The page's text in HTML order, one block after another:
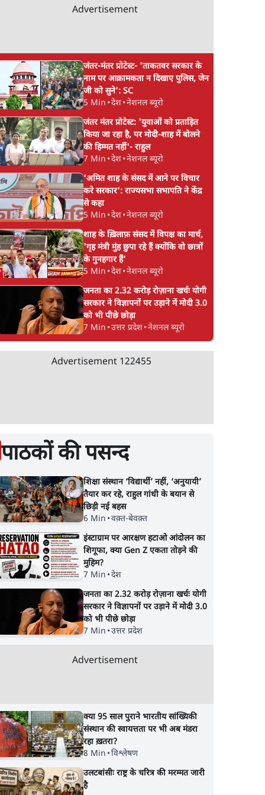
Satya Hindi News
बुलेटिन । 7 अगस्त, सुबह 11
बजे की ख़बरें
Satya Hindi News
Advertisement
जंतर-मंतर प्रोटेस्ट- 'ताकतवर सरकार के
नाम पर आक्रामकता न दिखाए पुलिस, जेन
जी को सुने': SC
5 Min •देश•नेशनल ब्यूरो
जंतर मंतर प्रोटेस्ट: 'युवाओं को प्रताड़ित
किया जा रहा है, पर मोदी-शाह में बोलने
की हिम्मत नहीं'- राहुल
7 Min •देश•नेशनल ब्यूरो
'अमित शाह के संसद में आने पर विचार
करे सरकार': राज्यसभा सभापति ने केंद्र
से कहा
5 Min •देश•नेशनल ब्यूरो
शाह के ख़िलाफ़ संसद में विपक्ष का मार्च,
'गृह मंत्री मुंह छुपा रहे हैं क्योंकि वो छात्रों
के गुनहगार हैं'
5 Min •देश•नेशनल ब्यूरो
जनता का 2.32 करोड़ रोज़ाना खर्चः योगी
सरकार ने विज्ञापनों पर उड़ाने में मोदी 3.0
को भी पीछे छोड़ा
7 Min •उत्तर प्रदेश•नेशनल ब्यूरो
Advertisement 122455
पाठकों की पसन्द
शिक्षा संस्थान ‘विद्यार्थी’ नहीं, ‘अनुयायी’
तैयार कर रहे, राहुल गांधी के बयान से
छिड़ी नई बहस
6 Min •वक़्त-बेवक़्त
इंस्टाग्राम पर आरक्षण हटाओ आंदोलन का
शिगूफा, क्या Gen Z एकता तोड़ने की
मुहिम?
7 Min •देश
जनता का 2.32 करोड़ रोज़ाना खर्चः योगी
सरकार ने विज्ञापनों पर उड़ाने में मोदी 3.0
को भी पीछे छोड़ा
7 Min •उत्तर प्रदेश
Advertisement
क्या 95 साल पुराने भारतीय सांख्यिकी
संस्थान की स्वायत्तता पर भी अब मंडरा
रहा ख़तरा?
8 Min •विश्लेषण
उलटबांसीः राष्ट्र के चरित्र की मरम्मत जारी
है